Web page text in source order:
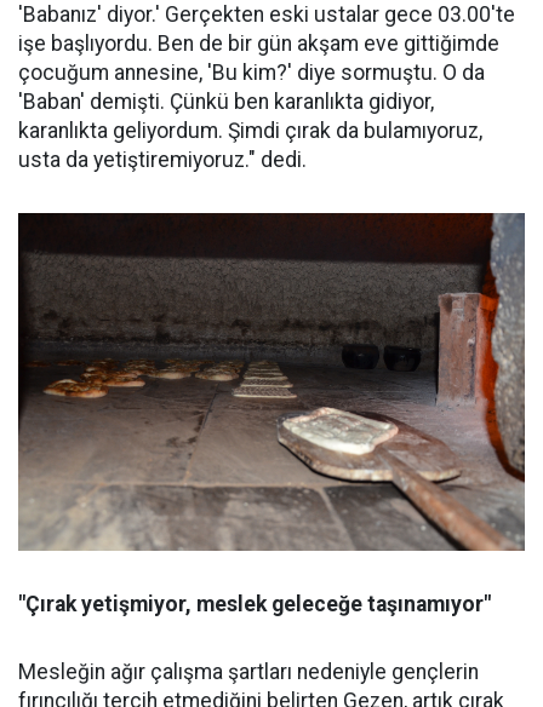
'Babanız' diyor.' Gerçekten eski ustalar gece 03.00'te
işe başlıyordu. Ben de bir gün akşam eve gittiğimde
çocuğum annesine, 'Bu kim?' diye sormuştu. O da
'Baban' demişti. Çünkü ben karanlıkta gidiyor,
karanlıkta geliyordum. Şimdi çırak da bulamıyoruz,
usta da yetiştiremiyoruz." dedi.
"Çırak yetişmiyor, meslek geleceğe taşınamıyor"
Mesleğin ağır çalışma şartları nedeniyle gençlerin
fırıncılığı tercih etmediğini belirten Gezen, artık çırak